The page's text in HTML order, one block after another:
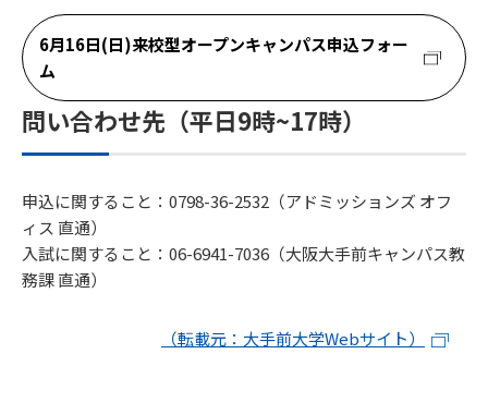
6月16日(日)来校型オープンキャンパス申込フォー
ム
問い合わせ先（平日9時~17時）
申込に関すること：0798-36-2532（アドミッションズ オフ
ィス 直通）
入試に関すること：06-6941-7036（大阪大手前キャンパス教
務課 直通）
（転載元：大手前大学Webサイト）